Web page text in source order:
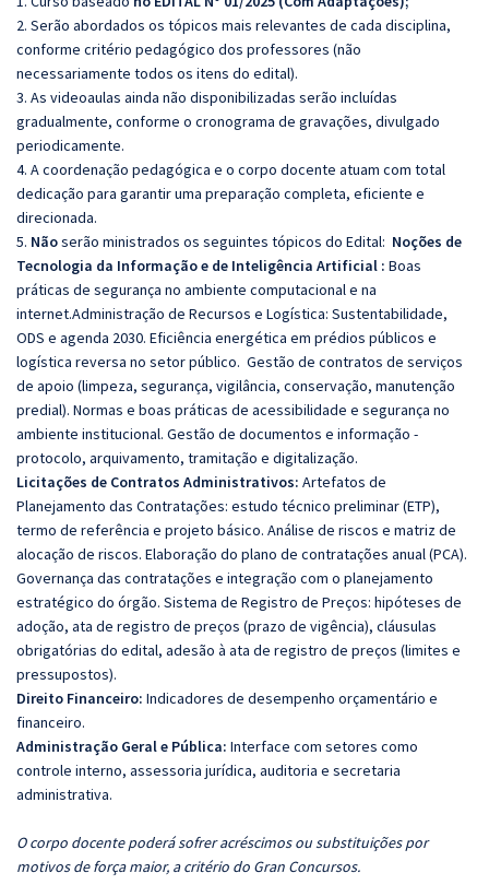
2. Serão abordados os tópicos mais relevantes de cada disciplina,
conforme critério pedagógico dos professores (não
necessariamente todos os itens do edital).
3. As videoaulas ainda não disponibilizadas serão incluídas
gradualmente, conforme o cronograma de gravações, divulgado
periodicamente.
4. A coordenação pedagógica e o corpo docente atuam com total
dedicação para garantir uma preparação completa, eficiente e
direcionada.
5. Nãoserão ministrados os seguintes tópicos do Edital: Noções de
Tecnologia da Informação e de Inteligência Artificial : Boas
práticas de segurança no ambiente computacional e na
internet.Administração de Recursos e Logística: Sustentabilidade,
ODS e agenda 2030. Eficiência energética em prédios públicos e
logística reversa no setor público. Gestão de contratos de serviços
de apoio (limpeza, segurança, vigilância, conservação, manutenção
predial). Normas e boas práticas de acessibilidade e segurança no
ambiente institucional. Gestão de documentos e informação -
protocolo, arquivamento, tramitação e digitalização.
Licitações de Contratos Administrativos: Artefatos de
Planejamento das Contratações: estudo técnico preliminar (ETP),
termo de referência e projeto básico. Análise de riscos e matriz de
alocação de riscos. Elaboração do plano de contratações anual (PCA).
Governança das contratações e integração com o planejamento
estratégico do órgão. Sistema de Registro de Preços: hipóteses de
adoção, ata de registro de preços (prazo de vigência), cláusulas
obrigatórias do edital, adesão à ata de registro de preços (limites e
pressupostos).
Direito Financeiro: Indicadores de desempenho orçamentário e
financeiro.
Administração Geral e Pública: Interface com setores como
controle interno, assessoria jurídica, auditoria e secretaria
administrativa.
O corpo docente poderá sofrer acréscimos ou substituições por
motivos de força maior, a critério do Gran Concursos.